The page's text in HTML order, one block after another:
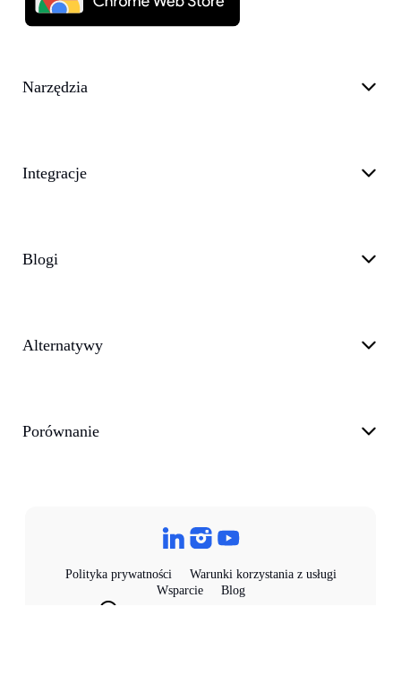
Narzędzia
Integracje
Blogi
Alternatywy
Porównanie
Polityka prywatności
Warunki korzystania z usługi
Wsparcie
Blog